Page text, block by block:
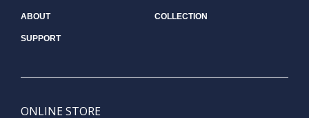
ABOUT COLLECTION
SUPPORT
ONLINE STORE